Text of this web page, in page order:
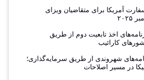
آمریکا برای متقاضیان ویزای
اخذ تابعیت دوم از طریق
کارائیب
شهروندی از طریق سرمایه‌گذاری؛
در مسیر اصلاحات